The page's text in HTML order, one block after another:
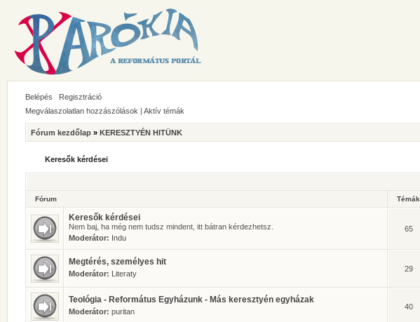
Belépés Regisztráció
Megválaszolatlan hozzászólások | Aktív témák
Fórum kezdőlap » KERESZTYÉN HITÜNK
Keresők kérdései
Fórum Témák
Keresők kérdései
Nem baj, ha még nem tudsz mindent, itt bátran kérdezhetsz.
Moderátor: Indu
65
Megtérés, személyes hit
Moderátor: Literaty
29
Teológia - Református Egyházunk - Más keresztyén egyházak
Moderátor: puritan
40